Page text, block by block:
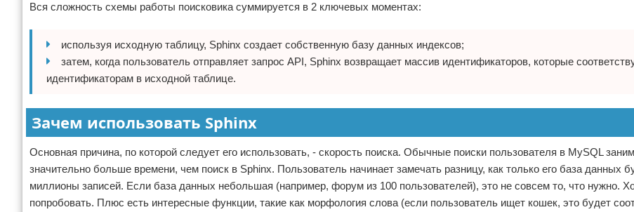
Вся сложность схемы работы поисковика суммируется в 2 ключевых моментах:
используя исходную таблицу, Sphinx создает собственную базу данных индексов;
затем, когда пользователь отправляет запрос API, Sphinx возвращает массив идентификаторов, которые
идентификаторам в исходной таблице.
Зачем использовать Sphinx
Основная причина, по которой следует его использовать, - скорость поиска. Обычные поиски пользователя в MySQL
значительно больше времени, чем поиск в Sphinx. Пользователь начинает замечать разницу, как только его база данных
миллионы записей. Если база данных небольшая (например, форум из 100 пользователей), это не совсем то, что нужно.
попробовать. Плюс есть интересные функции, такие как морфология слова (если пользователь ищет кошек, это будет